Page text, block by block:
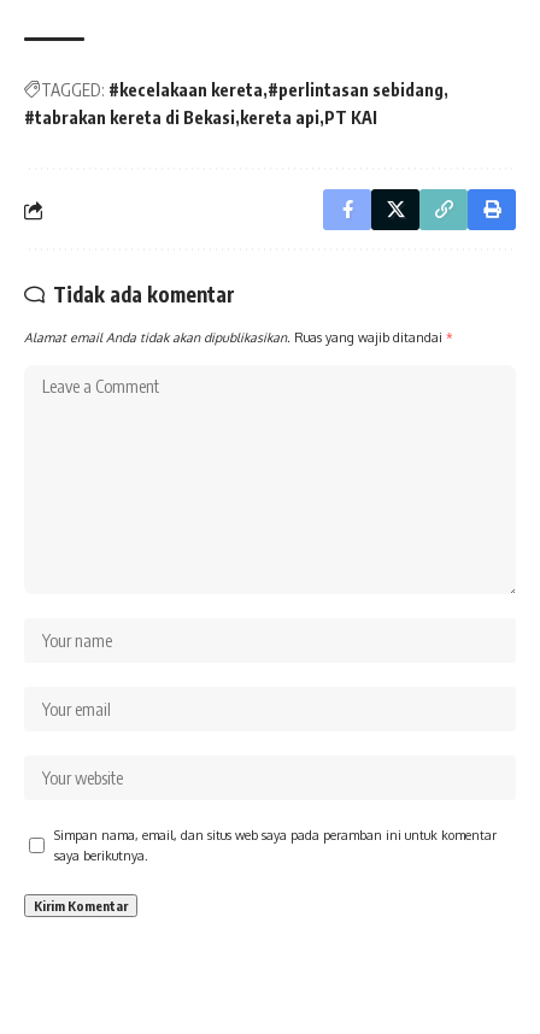
TAGGED: #kecelakaan kereta #perlintasan sebidang
#tabrakan kereta di Bekasi kereta api PT KAI
Tidak ada komentar
Alamat email Anda tidak akan dipublikasikan. Ruas yang wajib ditandai *
Simpan nama, email, dan situs web saya pada peramban ini untuk komentar
saya berikutnya.